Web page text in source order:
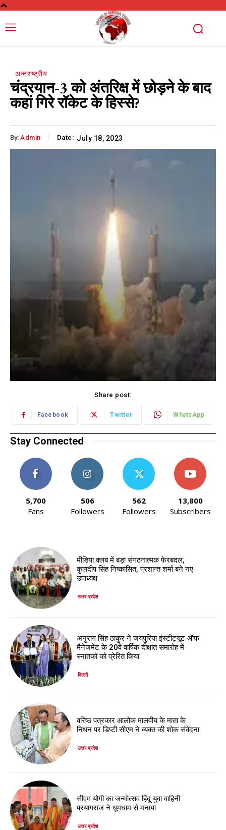
अन्तराष्ट्रीय
चंद्रयान-3 को अंतरिक्ष में छोड़ने के बाद
कहां गिरे रॉकेट के हिस्से?
By: Admin Date: July 18, 2023
Share post:
Facebook Twitter WhatsApp
Stay Connected
5,700
Fans
506
Followers
562
Followers
13,800
Subscribers
मीडिया क्लब में बड़ा संगठनात्मक फेरबदल,
कुलदीप सिंह निष्कासित, प्रशान्त शर्मा बने नए
उपाध्यक्ष
उत्तर प्रदेश
अनुराग सिंह ठाकुर ने जयपुरिया इंस्टीट्यूट ऑफ
मैनेजमेंट के 20वें वार्षिक दीक्षांत समारोह में
स्नातकों को प्रेरित किया
दिल्ली
वरिष्ठ पत्रकार आलोक मालवीय के माता के
निधन पर डिप्टी सीएम ने व्यक्त की शोक संवेदना
उत्तर प्रदेश
सीएम योगी का जन्मोत्सव हिंदू युवा वाहिनी
प्रयागराज ने धूमधाम से मनाया
उत्तर प्रदेश